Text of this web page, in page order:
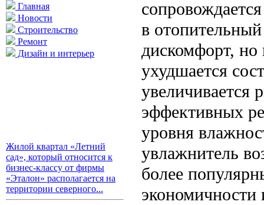
Главная
Новости
Строительство
Ремонт
Дизайн и интерьер
Жилой квартал «Летний
сад», который относится к
бизнес-классу от фирмы
«Эталон» располагается на
территории северного...
в
дискомфорт, но
ухудшается
увеличивается
эффективных
уровня
увлажнитель
более
экономичности